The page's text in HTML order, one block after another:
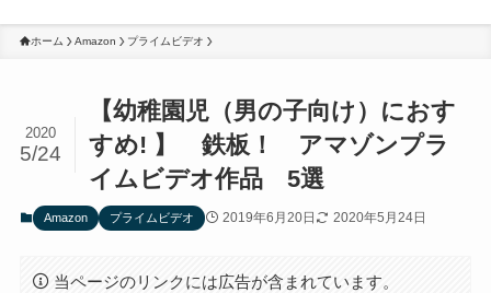
ホーム Amazon プライムビデオ
【幼稚園児（男の子向け）におす
すめ! 】 鉄板！ アマゾンプラ
イムビデオ作品 5選
2020
5/24
Amazon プライムビデオ 2019年6月20日 2020年5月24日
当ページのリンクには広告が含まれています。